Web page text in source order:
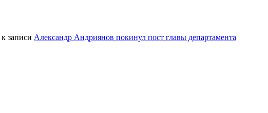
к записи Александр Андриянов покинул пост главы департамента